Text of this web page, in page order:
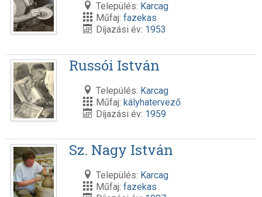
Település: Karcag
Műfaj: fazekas
Díjazási év: 1953
Russói István
Település: Karcag
Műfaj: kályhatervező
Díjazási év: 1959
Sz. Nagy István
Település: Karcag
Műfaj: fazekas